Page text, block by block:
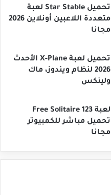
تحميل Star Stable لعبة
متعددة اللاعبين أونلاين 2026
مجانا
تحميل لعبة X-Plane الأحدث
2026 لنظام ويندوز، ماك
ولينكس
لعبة 123 Free Solitaire
تحميل مباشر للكمبيوتر
مجانا